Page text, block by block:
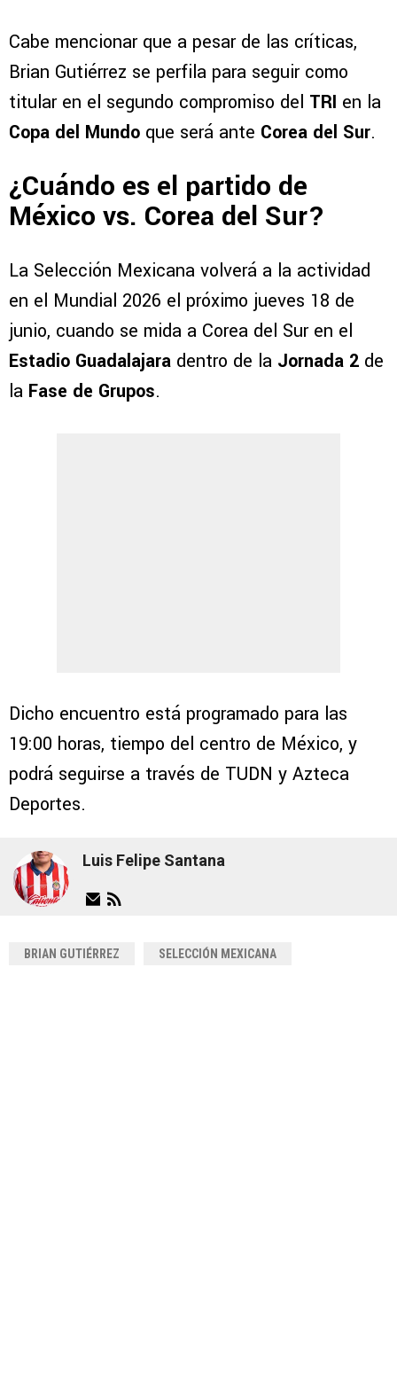
Cabe mencionar que a pesar de las críticas,
Brian Gutiérrez se perfila para seguir como
titular en el segundo compromiso del TRI en la
Copa del Mundo que será ante Corea del Sur.
¿Cuándo es el partido de
México vs. Corea del Sur?
La Selección Mexicana volverá a la actividad
en el Mundial 2026 el próximo jueves 18 de
junio, cuando se mida a Corea del Sur en el
Estadio Guadalajara dentro de la Jornada 2 de
la Fase de Grupos.
Dicho encuentro está programado para las
19:00 horas, tiempo del centro de México, y
podrá seguirse a través de TUDN y Azteca
Deportes.
Luis Felipe Santana
BRIAN GUTIÉRREZ SELECCIÓN MEXICANA